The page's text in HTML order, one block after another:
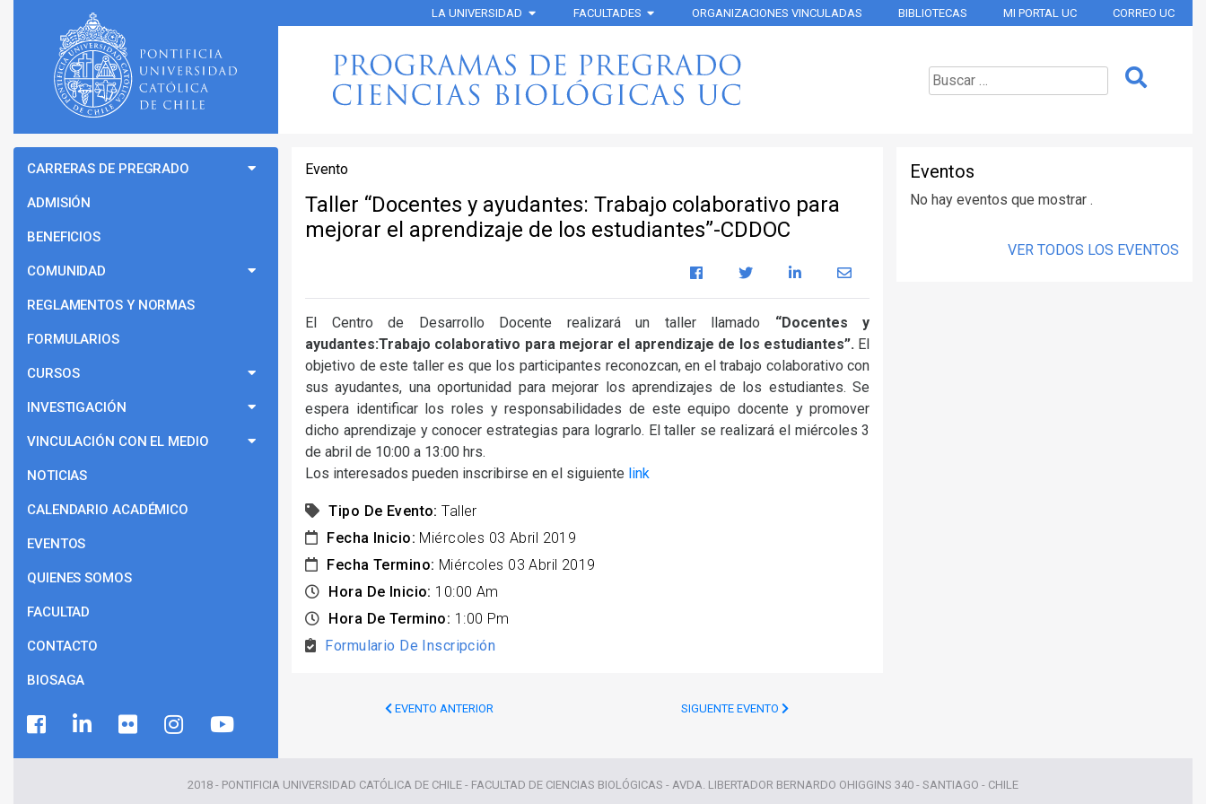
LA UNIVERSIDAD FACULTADES ORGANIZACIONES VINCULADAS BIBLIOTECAS MI PORTAL UC CORREO UC
Evento
Taller “Docentes y ayudantes: Trabajo colaborativo para
mejorar el aprendizaje de los estudiantes”-CDDOC
El Centro de Desarrollo Docente realizará un taller llamado “Docentes y
ayudantes:Trabajo colaborativo para mejorar el aprendizaje de los estudiantes”. El
objetivo de este taller es que los participantes reconozcan, en el trabajo colaborativo con
sus ayudantes, una oportunidad para mejorar los aprendizajes de los estudiantes. Se
espera identificar los roles y responsabilidades de este equipo docente y promover
dicho aprendizaje y conocer estrategias para lograrlo. El taller se realizará el miércoles 3
de abril de 10:00 a 13:00 hrs.
Los interesados pueden inscribirse en el siguiente link
Tipo De Evento: Taller
Fecha Inicio: Miércoles 03 Abril 2019
Fecha Termino: Miércoles 03 Abril 2019
Hora De Inicio: 10:00 Am
Hora De Termino: 1:00 Pm
Formulario De Inscripción
EVENTO ANTERIOR SIGUENTE EVENTO
CARRERAS DE PREGRADO
ADMISIÓN
BENEFICIOS
COMUNIDAD
REGLAMENTOS Y NORMAS
FORMULARIOS
CURSOS
INVESTIGACIÓN
VINCULACIÓN CON EL MEDIO
NOTICIAS
CALENDARIO ACADÉMICO
EVENTOS
QUIENES SOMOS
FACULTAD
CONTACTO
BIOSAGA
Eventos
No hay eventos que mostrar .
VER TODOS LOS EVENTOS
2018 - PONTIFICIA UNIVERSIDAD CATÓLICA DE CHILE - FACULTAD DE CIENCIAS BIOLÓGICAS - AVDA. LIBERTADOR BERNARDO OHIGGINS 340 - SANTIAGO - CHILE